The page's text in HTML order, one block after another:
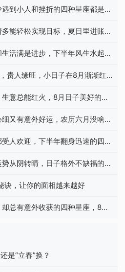
到小人和挫折的四种星座都是
能轻松实现目标，夏日里进账加
活满是进步，下半年风生水起的
贵人缘旺，小日子在8月渐渐红
意总能红火，8月日子美好的四
又有意外好运，农历六月没啥烦
人欢迎，下半年翻身迅速的四种
从阴转晴，日子格外不缺福的四
诀，让你的面相越来越好
总有意外收获的四种星座，8月
是“立春”换？